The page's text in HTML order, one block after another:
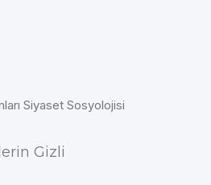
Siyaset Sosyolojisi
Gizli